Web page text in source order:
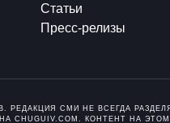
Статьи
Пресс-релизы
РЕДАКЦИЯ СМИ НЕ ВСЕГДА
CHUGUIV.COM. КОНТЕНТ НА